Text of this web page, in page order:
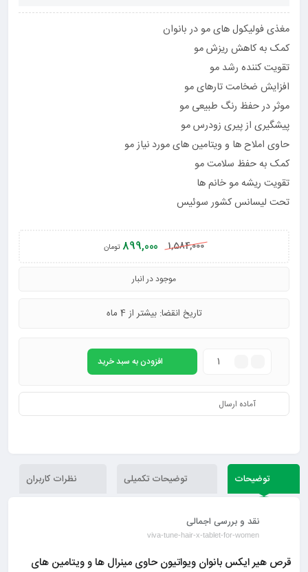
مغذی فولیکول های مو در بانوان
کمک به کاهش ریزش مو
تقویت کننده رشد مو
افزایش ضخامت تارهای مو
موثر در حفظ رنگ طبیعی مو
پیشگیری از پیری زودرس مو
حاوی املاح ها و ویتامین های مورد نیاز مو
کمک به حفظ سلامت مو
تقویت ریشه مو خانم ها
تحت لیسانس کشور سوئیس
1,584,000
899,000 تومان
موجود در انبار
تاریخ انقضا: بیشتر از 4 ماه
افزودن به سبد خرید
آماده ارسال
توضیحات توضیحات تکمیلی نظرات کاربران
نقد و بررسی اجمالی
viva-tune-hair-x-tablet-for-women
قرص هیر ایکس بانوان ویواتیون حاوی مینرال ها و ویتامین های